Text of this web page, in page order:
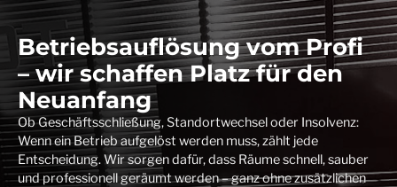
Betriebsauflösung vom Profi
– wir schaffen Platz für den
Neuanfang
Ob Geschäftsschließung, Standortwechsel oder Insolvenz:
Wenn ein Betrieb aufgelöst werden muss, zählt jede
Entscheidung. Wir sorgen dafür, dass Räume schnell, sauber
und professionell geräumt werden – ganz ohne zusätzlichen